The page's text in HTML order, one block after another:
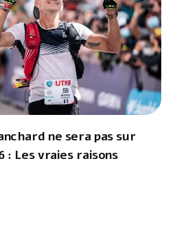
ne sera pas sur
: Les vraies raisons